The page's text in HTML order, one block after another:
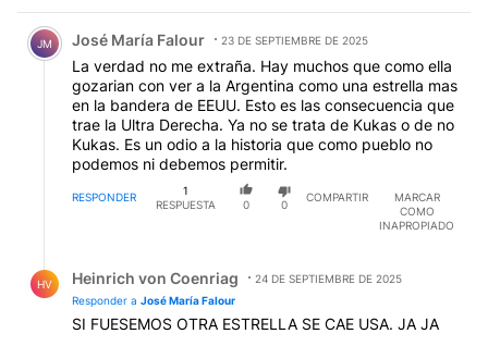
Comentario de José María Falour.
JM José María Falour 23 DE SEPTIEMBRE DE 2025
La verdad no me extraña. Hay muchos que como ella
gozarian con ver a la Argentina como una estrella mas
en la bandera de EEUU. Esto es las consecuencia que
trae la Ultra Derecha. Ya no se trata de Kukas o de no
Kukas. Es un odio a la historia que como pueblo no
podemos ni debemos permitir.
RESPONDER
1
RESPUESTA
0 0
COMPARTIR
MARCAR
COMO
INAPROPIADO
HV Heinrich von Coenriag
24 DE SEPTIEMBRE DE 2025
Responder a José María Falour
SI FUESEMOS OTRA ESTRELLA SE CAE USA. JA JA